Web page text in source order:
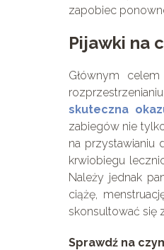
zapobiec
Pijawki na
Głównym
skuteczna
zabiegów nie
na przystawianiu
krwiobiegu
Należy jednak
ciążę,
skonsultować się
Sprawdź na